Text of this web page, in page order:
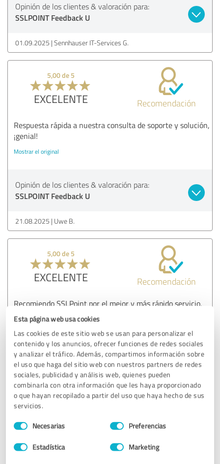
Esta página web usa cookies
Las cookies de este sitio web se usan para personalizar el
contenido y los anuncios, ofrecer funciones de redes sociales
y analizar el tráfico. Además, compartimos información sobre
el uso que haga del sitio web con nuestros partners de redes
sociales, publicidad y análisis web, quienes pueden
combinarla con otra información que les haya proporcionado
o que hayan recopilado a partir del uso que haya hecho de sus
servicios.
Selección
de
Necesarias Preferencias
Estadística Marketing
Opinión de los clientes & valoración para:
SSLPOINT Feedback U
01.09.2025 Sennhauser IT-Services G.
5,00 de 5
EXCELENTE Recomendación
Respuesta rápida a nuestra consulta de soporte y solución,
¡genial!
Mostrar el original
Opinión de los clientes & valoración para:
SSLPOINT Feedback U
21.08.2025 Uwe B.
5,00 de 5
EXCELENTE Recomendación
Recomiendo SSLPoint por el mejor y más rápido servicio.
Mostrar el original
Opinión de los clientes & valoración para:
SSLPOINT Feedback U
26.07.2025 De forma anónima
EXCELENTE Recomendación